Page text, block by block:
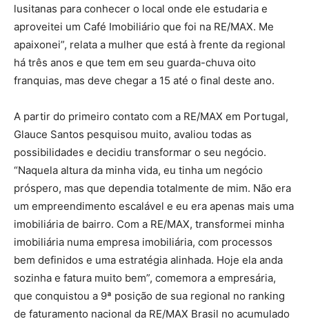
lusitanas para conhecer o local onde ele estudaria e
aproveitei um Café Imobiliário que foi na RE/MAX. Me
apaixonei”, relata a mulher que está à frente da regional
há três anos e que tem em seu guarda-chuva oito
franquias, mas deve chegar a 15 até o final deste ano.
A partir do primeiro contato com a RE/MAX em Portugal,
Glauce Santos pesquisou muito, avaliou todas as
possibilidades e decidiu transformar o seu negócio.
“Naquela altura da minha vida, eu tinha um negócio
próspero, mas que dependia totalmente de mim. Não era
um empreendimento escalável e eu era apenas mais uma
imobiliária de bairro. Com a RE/MAX, transformei minha
imobiliária numa empresa imobiliária, com processos
bem definidos e uma estratégia alinhada. Hoje ela anda
sozinha e fatura muito bem”, comemora a empresária,
que conquistou a 9ª posição de sua regional no ranking
de faturamento nacional da RE/MAX Brasil no acumulado